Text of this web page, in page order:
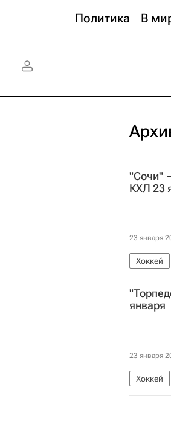
Политика В
"Сочи"
КХЛ 23
23 января
Хоккей
января
23 января
Хоккей